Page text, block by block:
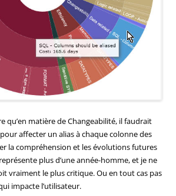
qu’en matière de Changeabilité, il faudrait
affecter un alias à chaque colonne des
la compréhension et les évolutions futures
plus d’une année-homme, et je ne
vraiment le plus critique. Ou en tout cas pas
impacte l’utilisateur.